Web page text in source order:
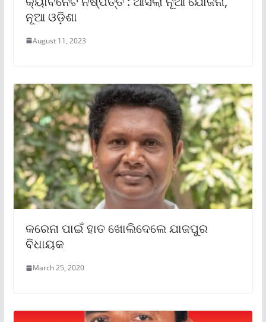
ନୂଆ ଓଡ଼ିଶା
August 11, 2023
କରେନା ପାଇଁ ହାତ ଖୋଲିଦେଲେ ଯାଜପୁର
ବିଧାୟକ
March 25, 2020